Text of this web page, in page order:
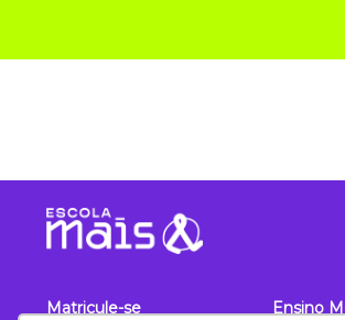
Matricule-se
Ensino